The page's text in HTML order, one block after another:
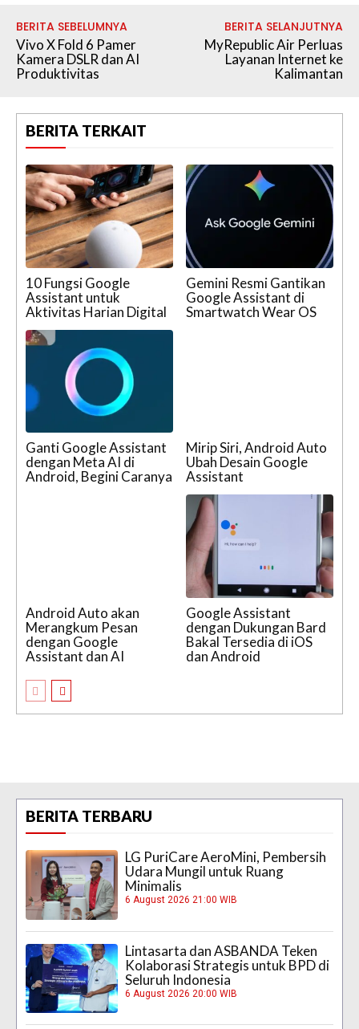
BERITA SEBELUMNYA
Vivo X Fold 6 Pamer
Kamera DSLR dan AI
Produktivitas
BERITA SELANJUTNYA
MyRepublic Air Perluas
Layanan Internet ke
Kalimantan
BERITA TERKAIT
10 Fungsi Google
Assistant untuk
Aktivitas Harian Digital
Gemini Resmi Gantikan
Google Assistant di
Smartwatch Wear OS
Ganti Google Assistant
dengan Meta AI di
Android, Begini Caranya
Mirip Siri, Android Auto
Ubah Desain Google
Assistant
Android Auto akan
Merangkum Pesan
dengan Google
Assistant dan AI
Google Assistant
dengan Dukungan Bard
Bakal Tersedia di iOS
dan Android
BERITA TERBARU
LG PuriCare AeroMini, Pembersih
Udara Mungil untuk Ruang
Minimalis
6 August 2026 21:00 WIB
Lintasarta dan ASBANDA Teken
Kolaborasi Strategis untuk BPD di
Seluruh Indonesia
6 August 2026 20:00 WIB